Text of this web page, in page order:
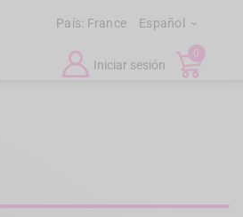
País: France Español 
Iniciar sesión
0